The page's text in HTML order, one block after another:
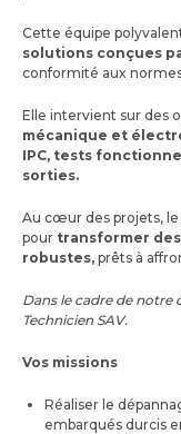
Cette équipe
solutions conçues
conformité aux
Elle intervient sur des
mécanique et
IPC, tests
sorties.
Au cœur des projets,
pour transformer
robustes, prêts à
Dans le cadre de notre
Technicien SAV.
Vos missions
Réaliser le
embarqués durcis